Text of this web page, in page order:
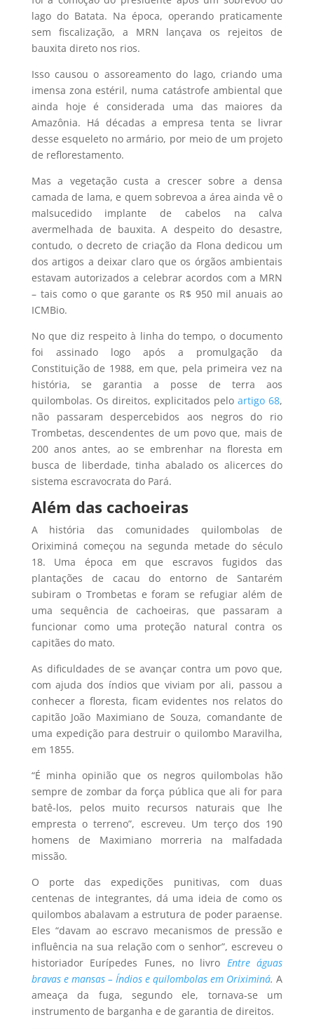
lago do Batata. Na época, operando praticamente
sem fiscalização, a MRN lançava os rejeitos de
bauxita direto nos rios.
Isso causou o assoreamento do lago, criando uma
imensa zona estéril, numa catástrofe ambiental que
ainda hoje é considerada uma das maiores da
Amazônia. Há décadas a empresa tenta se livrar
desse esqueleto no armário, por meio de um projeto
de reflorestamento.
Mas a vegetação custa a crescer sobre a densa
camada de lama, e quem sobrevoa a área ainda vê o
malsucedido implante de cabelos na calva
avermelhada de bauxita. A despeito do desastre,
contudo, o decreto de criação da Flona dedicou um
dos artigos a deixar claro que os órgãos ambientais
estavam autorizados a celebrar acordos com a MRN
– tais como o que garante os R$ 950 mil anuais ao
ICMBio.
No que diz respeito à linha do tempo, o documento
foi assinado logo após a promulgação da
Constituição de 1988, em que, pela primeira vez na
história, se garantia a posse de terra aos
quilombolas. Os direitos, explicitados peloartigo 68,
não passaram despercebidos aos negros do rio
Trombetas, descendentes de um povo que, mais de
200 anos antes, ao se embrenhar na floresta em
busca de liberdade, tinha abalado os alicerces do
sistema escravocrata do Pará.
Além das cachoeiras
A história das comunidades quilombolas de
Oriximiná começou na segunda metade do século
18. Uma época em que escravos fugidos das
plantações de cacau do entorno de Santarém
subiram o Trombetas e foram se refugiar além de
uma sequência de cachoeiras, que passaram a
funcionar como uma proteção natural contra os
capitães do mato.
As dificuldades de se avançar contra um povo que,
com ajuda dos índios que viviam por ali, passou a
conhecer a floresta, ficam evidentes nos relatos do
capitão João Maximiano de Souza, comandante de
uma expedição para destruir o quilombo Maravilha,
em 1855.
“É minha opinião que os negros quilombolas hão
sempre de zombar da força pública que ali for para
batê-los, pelos muito recursos naturais que lhe
empresta o terreno”, escreveu. Um terço dos 190
homens de Maximiano morreria na malfadada
missão.
O porte das expedições punitivas, com duas
centenas de integrantes, dá uma ideia de como os
quilombos abalavam a estrutura de poder paraense.
Eles “davam ao escravo mecanismos de pressão e
influência na sua relação com o senhor”, escreveu o
historiador Eurípedes Funes, no livro Entre águas
bravas e mansas – Índios e quilombolas em Oriximiná. A
ameaça da fuga, segundo ele, tornava-se um
instrumento de barganha e de garantia de direitos.